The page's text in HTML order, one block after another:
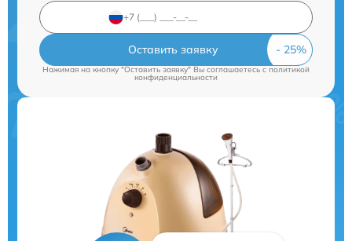
Оставить заявку
Нажимая на кнопку "Оставить заявку" Вы соглашаетесь cполитикой
конфиденциальности